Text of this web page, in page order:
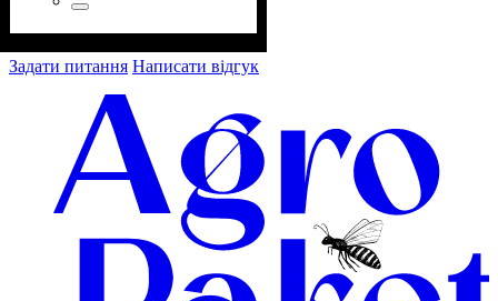
Задати питання Написати відгук